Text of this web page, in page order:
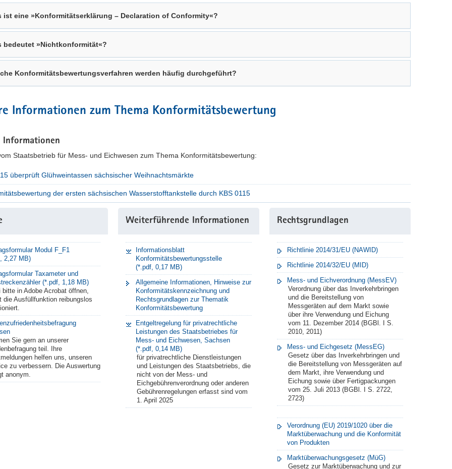
ist eine »Konformitätserklärung – Declaration of Conformity«?
bedeutet »Nichtkonformität«?
Konformitätsbewertungsverfahren werden häufig durchgeführt?
Informationen zum Thema Konformitätsbewertung
Informationen
Staatsbetrieb für Mess- und Eichwesen zum Thema Konformitätsbewertung:
überprüft Glühweintassen sächsischer Weihnachtsmärkte
der ersten sächsischen Wasserstofftankstelle durch KBS 0115
Modul F_F1
2,27 MB)
Taxameter und
(*.pdf, 1,18 MB)
bitte in Adobe Acrobat öffnen,
die Ausfüllfunktion reibungslos
Sie gern an unserer
teil. Ihre
helfen uns, unseren
zu verbessern. Die Auswertung
anonym.
Weiterführende Informationen
Informationsblatt
Konformitätsbewertungsstelle
(*.pdf, 0,17 MB)
Allgemeine Informationen, Hinweise zur
Konformitätskennzeichnung und
Rechtsgrundlagen zur Thematik
Konformitätsbewertung
Entgeltregelung für privatrechtliche
Leistungen des Staatsbetriebes für
Mess- und Eichwesen, Sachsen
(*.pdf, 0,14 MB)
für privatrechtliche Dienstleistungen
und Leistungen des Staatsbetriebs, die
nicht von der Mess- und
Eichgebührenverordnung oder anderen
Gebührenregelungen erfasst sind vom
1. April 2025
Rechtsgrundlagen
Richtlinie 2014/31/EU (NAWID)
Richtlinie 2014/32/EU (MID)
Mess- und Eichverordnung (MessEV)
Verordnung über das Inverkehrbringen
und die Bereitstellung von
Messgeräten auf dem Markt sowie
über ihre Verwendung und Eichung
vom 11. Dezember 2014 (BGBl. I S.
2010, 2011)
Mess- und Eichgesetz (MessEG)
Gesetz über das Inverkehrbringen und
die Bereitstellung von Messgeräten auf
dem Markt, ihre Verwendung und
Eichung sowie über Fertigpackungen
vom 25. Juli 2013 (BGBl. I S. 2722,
2723)
Verordnung (EU) 2019/1020 über die
Marktüberwachung und die Konformität
von Produkten
Marktüberwachungsgesetz (MüG)
Gesetz zur Marktüberwachung und zur